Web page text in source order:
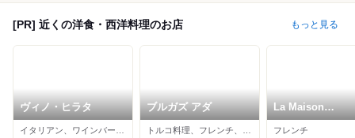
[PR] 近くの洋食・西洋料理のお店 もっと見る
ヴィノ・ヒラタ ブルガズ アダ
La Maison
Confortable
フレンチ